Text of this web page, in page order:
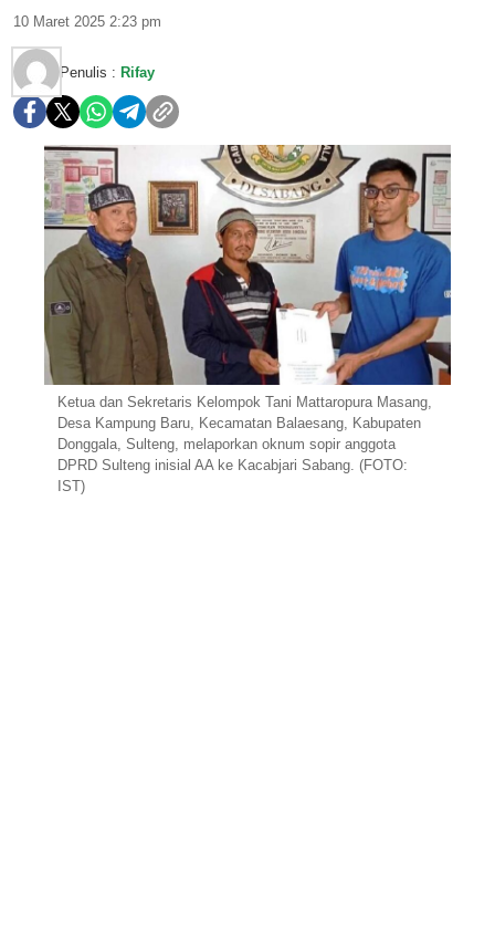
10 Maret 2025 2:23 pm
Penulis : Rifay
Ketua dan Sekretaris Kelompok Tani Mattaropura Masang,
Desa Kampung Baru, Kecamatan Balaesang, Kabupaten
Donggala, Sulteng, melaporkan oknum sopir anggota
DPRD Sulteng inisial AA ke Kacabjari Sabang. (FOTO:
IST)